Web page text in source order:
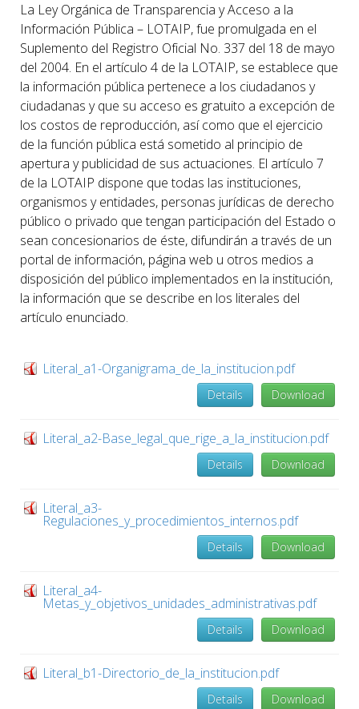
La Ley Orgánica de Transparencia y Acceso a la
Información Pública – LOTAIP, fue promulgada en el
Suplemento del Registro Oficial No. 337 del 18 de mayo
del 2004. En el artículo 4 de la LOTAIP, se establece que
la información pública pertenece a los ciudadanos y
ciudadanas y que su acceso es gratuito a excepción de
los costos de reproducción, así como que el ejercicio
de la función pública está sometido al principio de
apertura y publicidad de sus actuaciones. El artículo 7
de la LOTAIP dispone que todas las instituciones,
organismos y entidades, personas jurídicas de derecho
público o privado que tengan participación del Estado o
sean concesionarios de éste, difundirán a través de un
portal de información, página web u otros medios a
disposición del público implementados en la institución,
la información que se describe en los literales del
artículo enunciado.
Literal_a1-Organigrama_de_la_institucion.pdf
Download
Details
Literal_a2-Base_legal_que_rige_a_la_institucion.pdf
Download
Details
Literal_a3-
Regulaciones_y_procedimientos_internos.pdf
Download
Details
Literal_a4-
Metas_y_objetivos_unidades_administrativas.pdf
Download
Details
Literal_b1-Directorio_de_la_institucion.pdf
Download
Details